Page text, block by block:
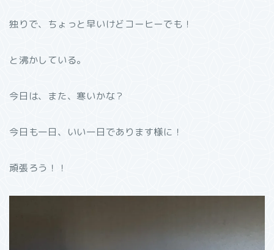
独りで、ちょっと早いけどコーヒーでも！
と沸かしている。
今日は、また、寒いかな？
今日も一日、いい一日であります様に！
頑張ろう！！